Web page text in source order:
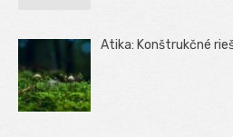
Atika: Konštrukčné